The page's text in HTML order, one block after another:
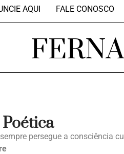
AQUI FALE CONOSCO
persegue a consciência